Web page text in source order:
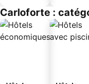
Carloforte :